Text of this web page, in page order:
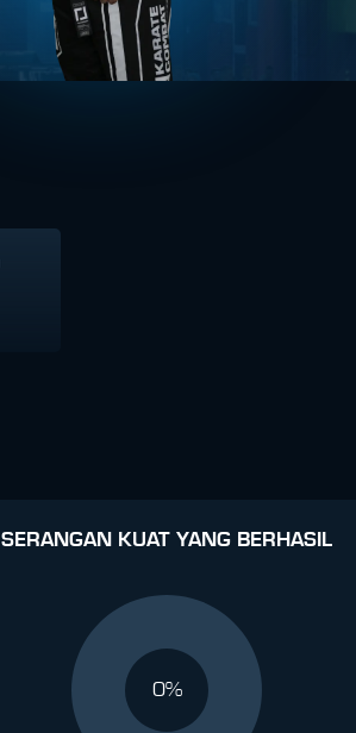
SERANGAN KUAT YANG BERHASIL
0%